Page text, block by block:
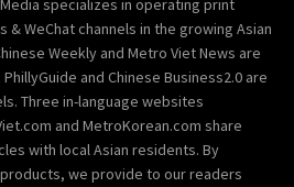
specializes in operating print
WeChat channels in the growing Asian
Weekly and Metro Viet News are
and Chinese Business2.0 are
Three in-language websites
and MetroKorean.com share
with local Asian residents. By
we provide to our readers